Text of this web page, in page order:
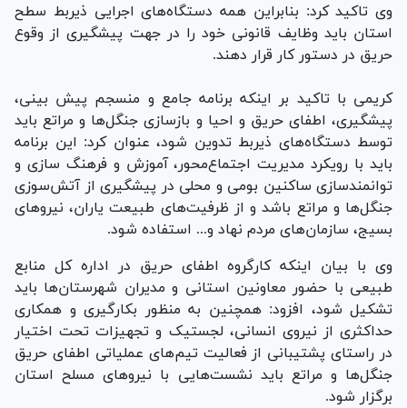
وی تاکید کرد: بنابراین همه دستگاه‌های اجرایی ذیربط سطح
استان باید وظایف قانونی خود را در جهت پیشگیری از وقوع
حریق در دستور کار قرار دهند.
کریمی با تاکید بر اینکه برنامه جامع و منسجم پیش‏ بینی،
پیشگیری، اطفای حریق و احیا و بازسازی جنگل‏‌ها و مراتع باید
توسط دستگاه‌های ذیربط تدوین شود، عنوان کرد: این برنامه
باید با رویکرد مدیریت اجتماع‌محور، آموزش و فرهنگ سازی و
توانمندسازی ساکنین بومی و محلی در پیشگیری از آتش‌سوزی
جنگل‌ها و مراتع باشد و از ظرفیت‌های طبیعت یاران، نیرو‌های
بسیج، سازمان‌های مردم نهاد و... استفاده شود.
وی با بیان اینکه کارگروه اطفای حریق در اداره کل منابع
طبیعی با حضور معاونین استانی و مدیران شهرستان‌ها باید
تشکیل شود، افزود: همچنین به منظور بکارگیری و همکاری
حداکثری از نیروی انسانی، لجستیک و تجهیزات تحت اختیار
در راستای پشتیبانی از فعالیت تیم‌های عملیاتی اطفای حریق
جنگل‌ها و مراتع باید نشست‌هایی با نیرو‌های مسلح استان
برگزار شود.